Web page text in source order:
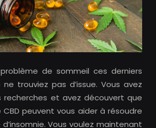
de sommeil ces derniers
trouviez pas d’issue. Vous avez
et avez découvert que
peuvent vous aider à résoudre
Vous voulez maintenant